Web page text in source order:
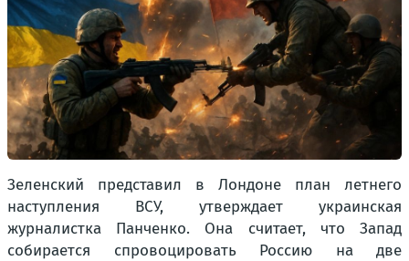
Зеленский представил в Лондоне план летнего
наступления ВСУ, утверждает украинская
журналистка Панченко. Она считает, что Запад
собирается спровоцировать Россию на две